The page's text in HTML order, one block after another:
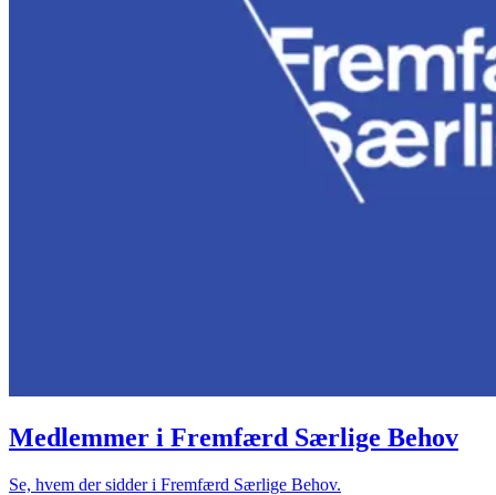
Medlemmer i Fremfærd Særlige Behov
Se, hvem der sidder i Fremfærd Særlige Behov.